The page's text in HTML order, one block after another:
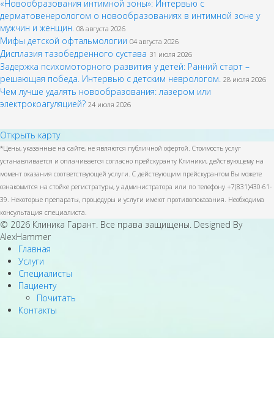
«Новообразования интимной зоны»: Интервью с
дерматовенерологом о новообразованиях в интимной зоне у
мужчин и женщин. 08 августа 2026
Мифы детской офтальмологии 04 августа 2026
Дисплазия тазобедренного сустава 31 июля 2026
Задержка психомоторного развития у детей: Ранний старт –
решающая победа. Интервью с детским неврологом. 28 июля 2026
Чем лучше удалять новообразования: лазером или
электрокоагуляцией? 24 июля 2026
Открыть карту
*Цены, указанные на сайте, не являются публичной офертой. Стоимость услуг
устанавливается и оплачивается согласно прейскуранту Клиники, действующему на
момент оказания соответствующей услуги. С действующим прейскурантом Вы можете
ознакомится на стойке регистратуры, у администратора или по телефону +7(831)430-61-
39. Некоторые препараты, процедуры и услуги имеют противопоказания. Необходима
консультация специалиста.
© 2026 Клиника Гарант. Все права защищены. Designed By
AlexHammer
Главная
Услуги
Специалисты
Пациенту
Почитать
Контакты